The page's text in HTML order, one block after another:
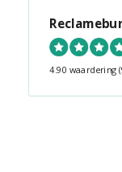
4.90 waardering